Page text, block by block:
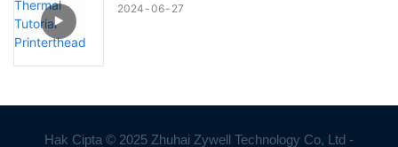
2024 06 27
Hak Cipta © 2025 Zhuhai Zywell Technology Co, Ltd -